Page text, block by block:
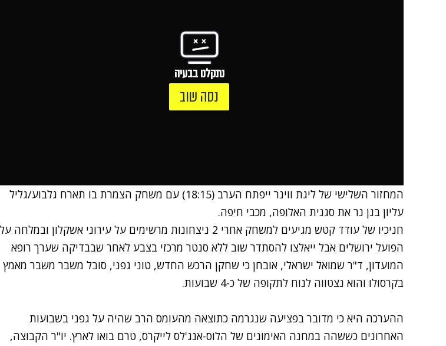
נתקלנו בבעיה
נסה שוב
המחזור השלישי של ליגת ווינר ייפתח הערב (18:15) עם משחק הצמרת בו תארח גלבוע/גליל
עליון בגן נר את סגנית האלופה, מכבי חיפה.
חניכיו של עודד קטש מגיעים למשחק אחרי 2 ניצחונות מרשימים על עירוני אשקלון ובמלחה על
הפועל ירושלים אבל ייאלצו להסתדר שוב ללא סנטר מרכזי בצבע לאחר שבבדיקה שערך רופא
המועדון, ד"ר שמואל ישראלי, אובחן כי שחקן הרכש החדש, טוני גפני, סובל משבר משבר מאמץ
בקרסולו והוא נצטווה לנוח לתקופה של כ-4 שבועות.
ההערכה היא כי מדובר בפציעה שנגרמה כתוצאה מהעומס הרב שהיה על גפני בשבועות
האחרונים כששהה במחנה האימונים של הלוס-אנג'לס לייקרס, טרם בואו לארץ. יו"ר הקבוצה,